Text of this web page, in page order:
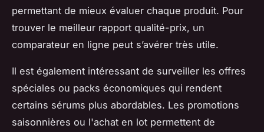
permettant de mieux évaluer chaque produit. Pour
trouver le meilleur rapport qualité-prix, un
comparateur en ligne peut s’avérer très utile.
Il est également intéressant de surveiller les offres
spéciales ou packs économiques qui rendent
certains sérums plus abordables. Les promotions
saisonnières ou l'achat en lot permettent de